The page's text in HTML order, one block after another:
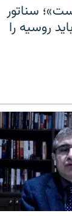
سناتور
روسیه را